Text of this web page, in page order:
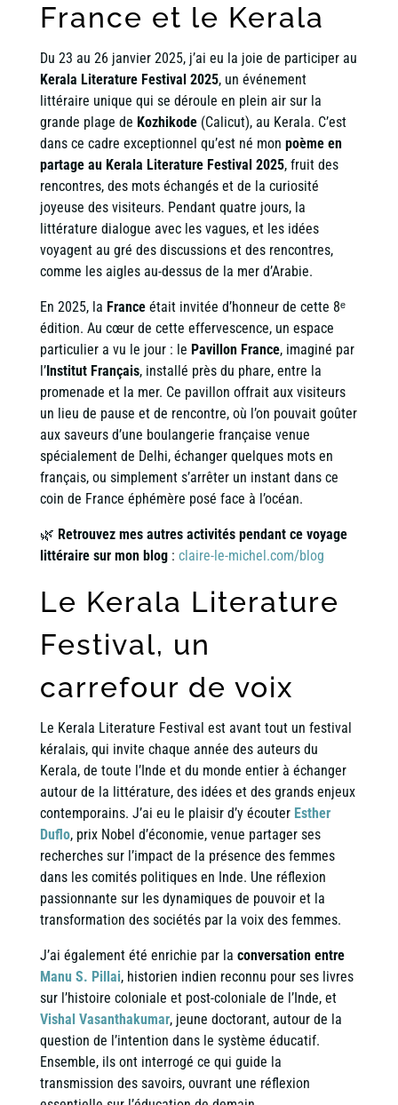
France et le Kerala
Du 23 au 26 janvier 2025, j’ai eu la joie de participer au
Kerala Literature Festival 2025, un événement
littéraire unique qui se déroule en plein air sur la
grande plage de Kozhikode(Calicut), au Kerala. C’est
dans ce cadre exceptionnel qu’est né mon poème en
partage au Kerala Literature Festival 2025, fruit des
rencontres, des mots échangés et de la curiosité
joyeuse des visiteurs. Pendant quatre jours, la
littérature dialogue avec les vagues, et les idées
voyagent au gré des discussions et des rencontres,
comme les aigles au-dessus de la mer d’Arabie.
En 2025, la Franceétait invitée d’honneur de cette 8ᵉ
édition. Au cœur de cette effervescence, un espace
particulier a vu le jour : le Pavillon France, imaginé par
l’Institut Français, installé près du phare, entre la
promenade et la mer. Ce pavillon offrait aux visiteurs
un lieu de pause et de rencontre, où l’on pouvait goûter
aux saveurs d’une boulangerie française venue
spécialement de Delhi, échanger quelques mots en
français, ou simplement s’arrêter un instant dans ce
coin de France éphémère posé face à l’océan.
🌿 Retrouvez mes autres activités pendant ce voyage
littéraire sur mon blog: claire-le-michel.com/blog
Le Kerala Literature
Festival, un
carrefour de voix
Le Kerala Literature Festival est avant tout un festival
kéralais, qui invite chaque année des auteurs du
Kerala, de toute l’Inde et du monde entier à échanger
autour de la littérature, des idées et des grands enjeux
contemporains. J’ai eu le plaisir d’y écouter Esther
Duflo, prix Nobel d’économie, venue partager ses
recherches sur l’impact de la présence des femmes
dans les comités politiques en Inde. Une réflexion
passionnante sur les dynamiques de pouvoir et la
transformation des sociétés par la voix des femmes.
J’ai également été enrichie par la conversation entre
Manu S. Pillai, historien indien reconnu pour ses livres
sur l’histoire coloniale et post-coloniale de l’Inde, et
Vishal Vasanthakumar, jeune doctorant, autour de la
question de l’intention dans le système éducatif.
Ensemble, ils ont interrogé ce qui guide la
transmission des savoirs, ouvrant une réflexion